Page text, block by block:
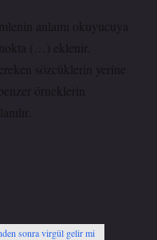
anlamı okuyucuya
nokta (…) eklenir.
sözcüklerin yerine
örneklerin
sonra virgül gelir mi